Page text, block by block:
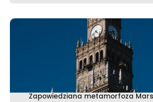
Zapowiedziana metamorfoza